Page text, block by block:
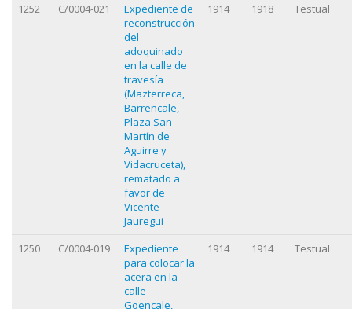
1252 C/0004-021
Expediente de
reconstrucción
del
adoquinado
en la calle de
travesía
(Mazterreca,
Barrencale,
Plaza San
Martín de
Aguirre y
Vidacruceta),
rematado a
favor de
Vicente
Jauregui
1914 1918 Testual
1250 C/0004-019
Expediente
para colocar la
acera en la
calle
Goencale,
1914 1914 Testual